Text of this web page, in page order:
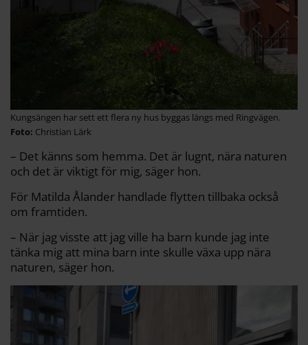
Kungsängen har sett ett flera ny hus byggas längs med Ringvägen.
Christian Lärk
– Det känns som hemma. Det är lugnt, nära naturen
och det är viktigt för mig, säger hon.
För Matilda Ålander handlade flytten tillbaka också
om framtiden.
– När jag visste att jag ville ha barn kunde jag inte
tänka mig att mina barn inte skulle växa upp nära
naturen, säger hon.